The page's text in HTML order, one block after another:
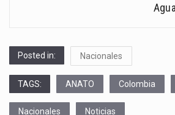
Posted in: Nacionales
TAGS: ANATO Colombia
Nacionales Noticias